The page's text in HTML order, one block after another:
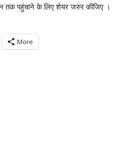
तक पहुंचाने के लिए शेयर जरुर कीजिए ।
More